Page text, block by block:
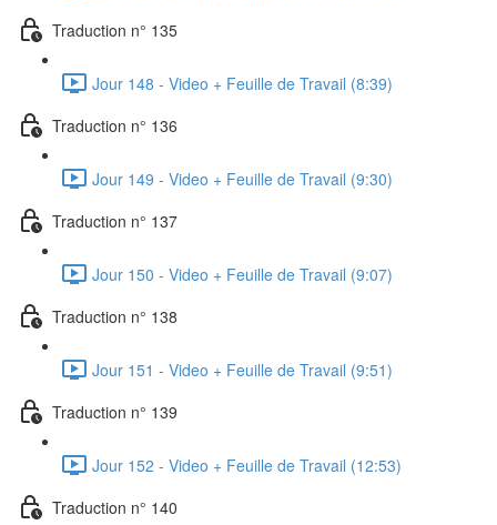
Traduction n° 135
Jour 148 - Video + Feuille de Travail (8:39)
Traduction n° 136
Jour 149 - Video + Feuille de Travail (9:30)
Traduction n° 137
Jour 150 - Video + Feuille de Travail (9:07)
Traduction n° 138
Jour 151 - Video + Feuille de Travail (9:51)
Traduction n° 139
Jour 152 - Video + Feuille de Travail (12:53)
Traduction n° 140